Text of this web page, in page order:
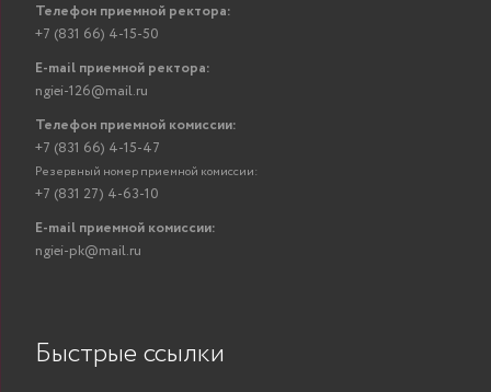
Телефон приемной ректора:
+7 (831 66) 4-15-50
E-mail приемной ректора:
ngiei-126@mail.ru
Телефон приемной комиссии:
+7 (831 66) 4-15-47
Резервный номер приемной комиссии:
+7 (831 27) 4-63-10
E-mail приемной комиссии:
ngiei-pk@mail.ru
Быстрые ссылки